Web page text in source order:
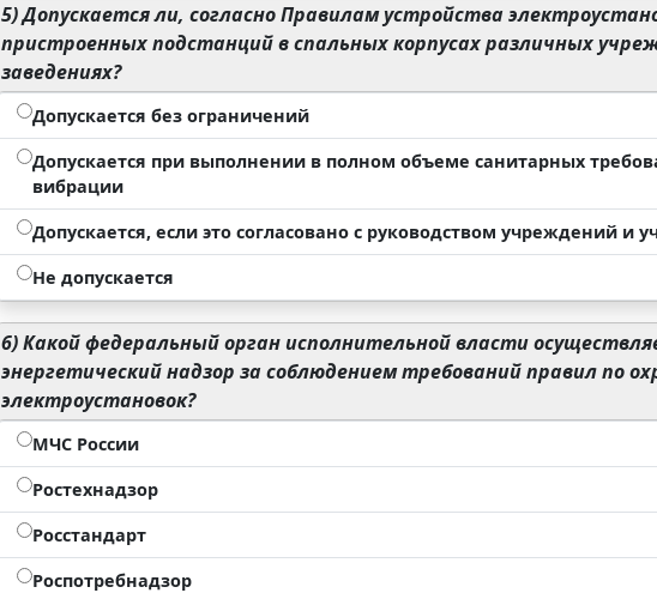
5)Допускается ли, согласно Правилам устройства
пристроенных подстанций в спальных корпусах различных
заведениях?
Допускается без ограничений
Допускается при выполнении в полном объеме санитарных
вибрации
Допускается, если это согласовано с руководством учреждений и
Не допускается
6)Какой федеральный орган исполнительной власти
энергетический надзор за соблюдением требований правил по
электроустановок?
МЧС России
Ростехнадзор
Росстандарт
Роспотребнадзор